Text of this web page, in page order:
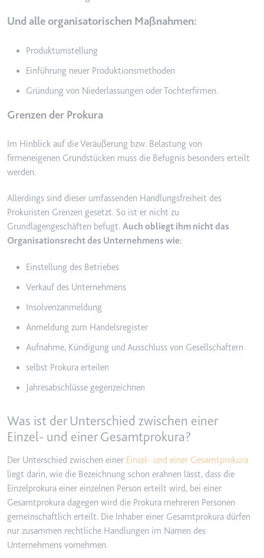
Typ:
HTTP-Cookie
LAST_RESULT_ENTRY_KEY
Anbieter:
Interaktion der Nutzer mit
eingebetteten Inhalten zu
Typ:
HTTP-Cookie
LogsDatabaseV2:V#||LogsRequestsStore
Interaktion der Nutzer mit
eingebetteten Inhalten zu
IndexedDB
Zweck:
Notwendig für die
Implementierung und
Funktionalität von YouTube-
Videoinhalten auf der Website.
Ablauf:
Beständig
Typ:
IndexedDB
TESTCOOKIESENABLED
Und alle organisatorischen Maßnahmen:
Produktumstellung
Einführung neuer Produktionsmethoden
Gründung von Niederlassungen oder Tochterfirmen.
Grenzen der Prokura
Im Hinblick auf die Veräußerung bzw. Belastung von
firmeneigenen Grundstücken muss die Befugnis besonders erteilt
werden.
Allerdings sind dieser umfassenden Handlungsfreiheit des
Prokuristen Grenzen gesetzt. So ist er nicht zu
Grundlagengeschäften befugt. Auch obliegt ihm nicht das
Organisationsrecht des Unternehmens wie:
Einstellung des Betriebes
Verkauf des Unternehmens
Insolvenzanmeldung
Anmeldung zum Handelsregister
Aufnahme, Kündigung und Ausschluss von Gesellschaftern
selbst Prokura erteilen
Jahresabschlüsse gegenzeichnen
Was ist der Unterschied zwischen einer
Einzel- und einer Gesamtprokura?
Der Unterschied zwischen einer Einzel- und einer Gesamtprokura
liegt darin, wie die Bezeichnung schon erahnen lässt, dass die
Einzelprokura einer einzelnen Person erteilt wird, bei einer
Gesamtprokura dagegen wird die Prokura mehreren Personen
gemeinschaftlich erteilt. Die Inhaber einer Gesamtprokura dürfen
nur zusammen rechtliche Handlungen im Namen des
Unternehmens vornehmen.